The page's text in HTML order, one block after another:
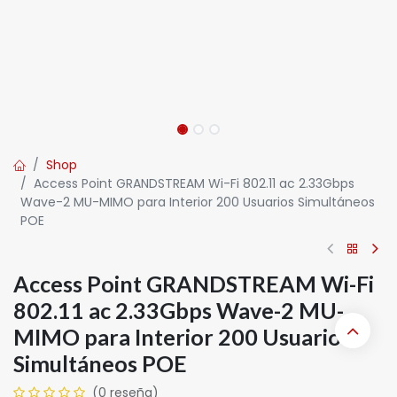
Shop
Access Point GRANDSTREAM Wi-Fi 802.11 ac 2.33Gbps
Wave-2 MU-MIMO para Interior 200 Usuarios Simultáneos
POE
Access Point GRANDSTREAM Wi-Fi
802.11 ac 2.33Gbps Wave-2 MU-
MIMO para Interior 200 Usuarios
Simultáneos POE
(0 reseña)